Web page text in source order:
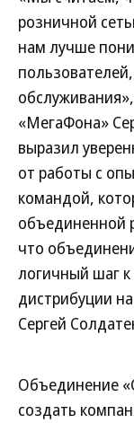
розничной
нам лучше
«МегаФона»
выразил
от работы с
командой,
объединенной
что
логичный шаг
дистрибуции
Сергей
Объединение
создать